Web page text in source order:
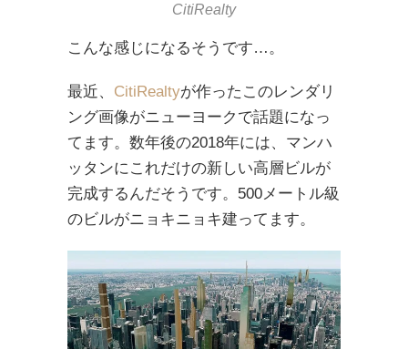
CitiRealty
こんな感じになるそうです…。
最近、 CitiRealtyが作ったこのレンダリ
ング画像がニューヨークで話題になっ
てます。数年後の2018年には、マンハ
ッタンにこれだけの新しい高層ビルが
完成するんだそうです。500メートル級
のビルがニョキニョキ建ってます。